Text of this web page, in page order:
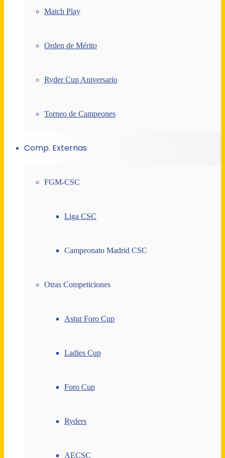
Match Play
Orden de Mérito
Ryder Cup Aniversario
Torneo de Campeones
Comp. Externas
FGM-CSC
Liga CSC
Campeonato Madrid CSC
Otras Competiciones
Astur Foro Cup
Ladies Cup
Foro Cup
Ryders
AECSC